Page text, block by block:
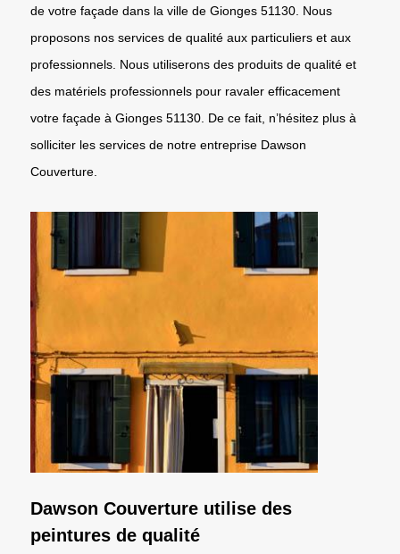
de votre façade dans la ville de Gionges 51130. Nous
proposons nos services de qualité aux particuliers et aux
professionnels. Nous utiliserons des produits de qualité et
des matériels professionnels pour ravaler efficacement
votre façade à Gionges 51130. De ce fait, n’hésitez plus à
solliciter les services de notre entreprise Dawson
Couverture.
Dawson Couverture utilise des
peintures de qualité